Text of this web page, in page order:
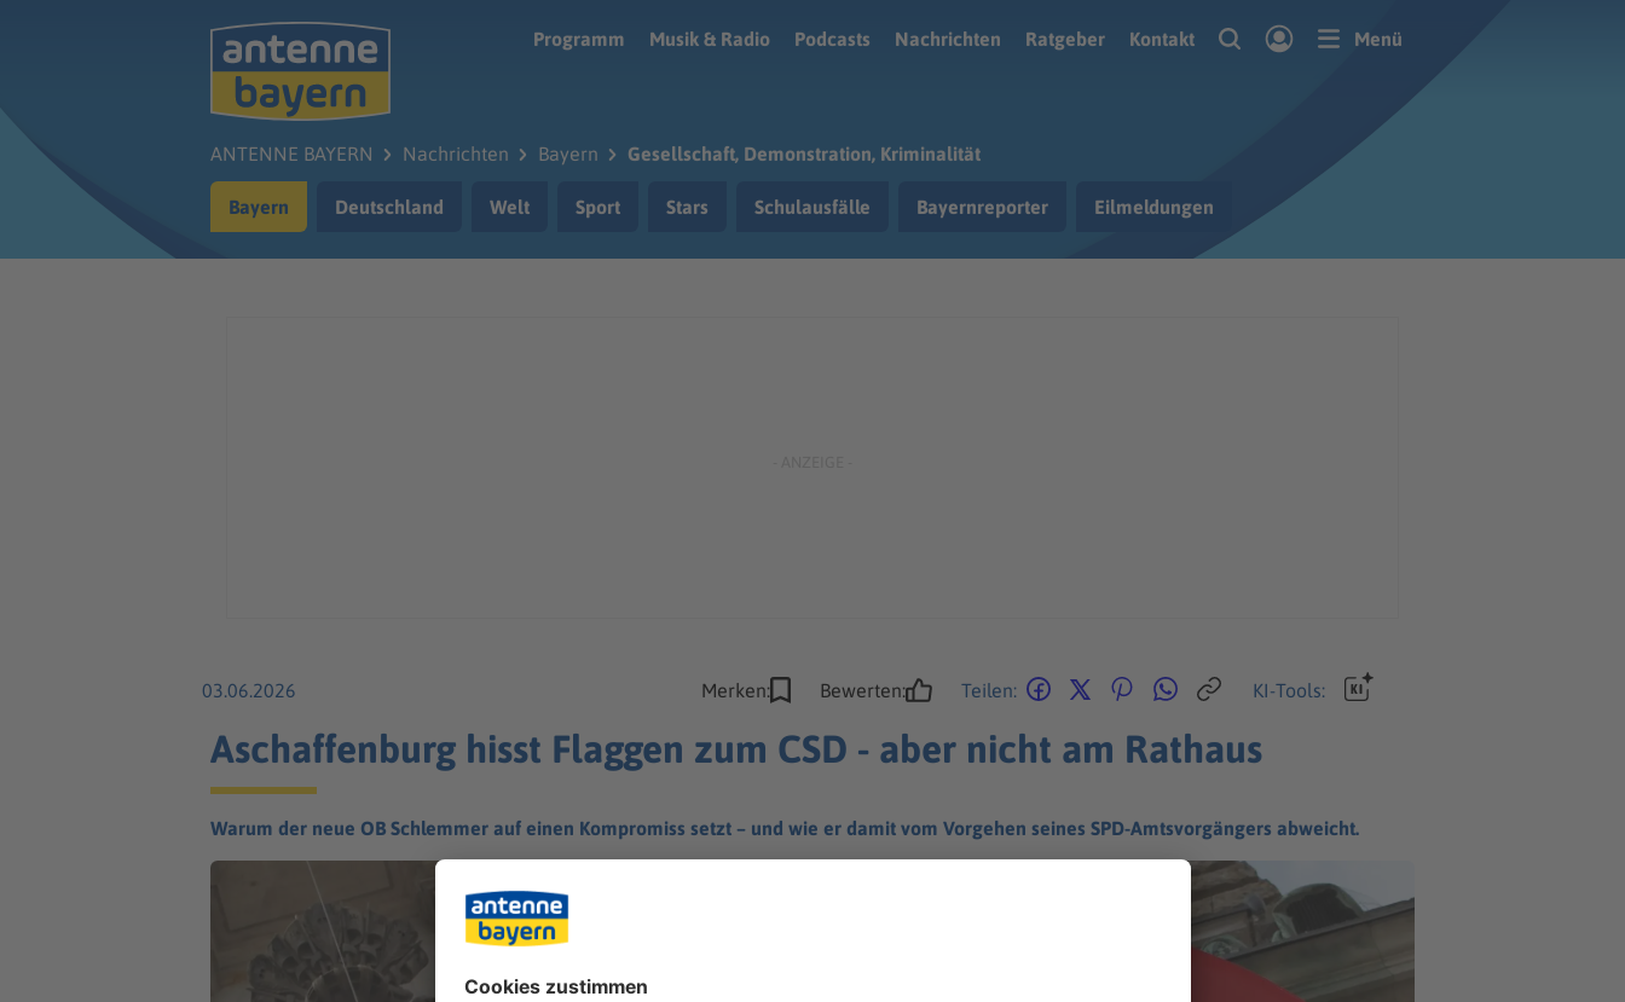
Programm
Musik & Radio Podcasts Nachrichten Ratgeber Kontakt Menü
ANTENNE BAYERN Nachrichten Bayern Gesellschaft, Demonstration, Kriminalität
Bayern Deutschland Welt Sport Stars Schulausfälle Bayernreporter Eilmeldungen
03.06.2026 Merken: Bewerten: Teilen: KI-Tools:
Aschaffenburg hisst Flaggen zum CSD - aber nicht am Rathaus
Warum der neue OB Schlemmer auf einen Kompromiss setzt – und wie er damit vom Vorgehen seines SPD-Amtsvorgängers abweicht.